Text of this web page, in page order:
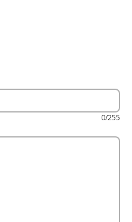
0/255